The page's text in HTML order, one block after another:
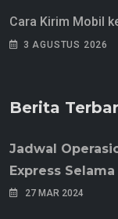
Cara Kirim Mobil
3 AGUSTUS 2026
Berita
Jadwal
Express
27 MAR 2024